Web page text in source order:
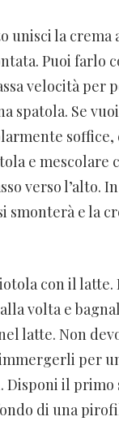
unisci la crema
Puoi farlo
velocità per
spatola. Se
e mescolare
verso l’alto.
smonterà e la
con il latte.
volta e
latte. Non
per
Disponi il primo
di una